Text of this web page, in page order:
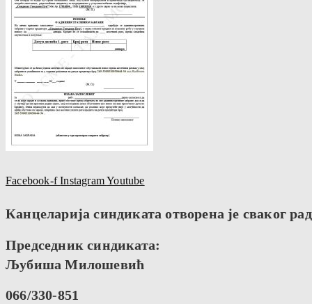
Facebook-f InstagramYoutube
Канцеларија синдиката отворена је сваког
Председник синдиката:
Љубиша Милошевић
066/330-851